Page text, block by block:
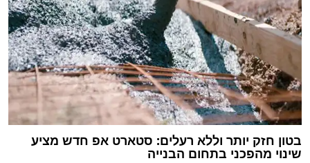
בטון חזק יותר וללא רעלים: סטארט אפ חדש מציע
שינוי מהפכני בתחום הבנייה